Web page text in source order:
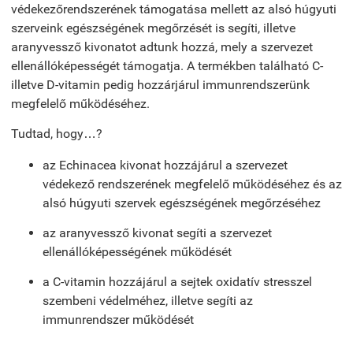
védekezőrendszerének támogatása mellett az alsó húgyuti
szerveink egészségének megőrzését is segíti, illetve
aranyvessző kivonatot adtunk hozzá, mely a szervezet
ellenállóképességét támogatja. A termékben található C-
illetve D-vitamin pedig hozzárjárul immunrendszerünk
megfelelő működéséhez.
Tudtad, hogy…?
az Echinacea kivonat hozzájárul a szervezet
védekező rendszerének megfelelő működéséhez és az
alsó húgyuti szervek egészségének megőrzéséhez
az aranyvessző kivonat segíti a szervezet
ellenállóképességének működését
a C-vitamin hozzájárul a sejtek oxidatív stresszel
szembeni védelméhez, illetve segíti az
immunrendszer működését